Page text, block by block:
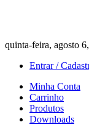
quinta-feira, agosto
Entrar /
Minha Conta
Carrinho
Produtos
Downloads